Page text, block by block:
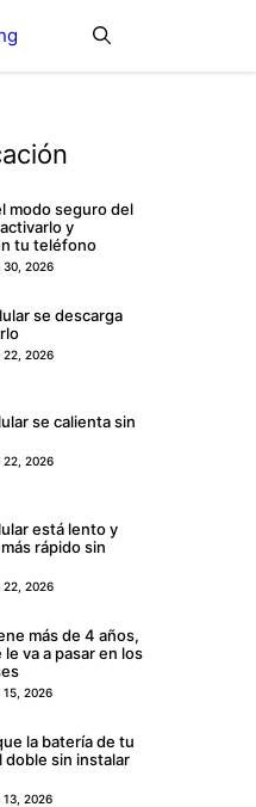
modo seguro del
y
tu teléfono
30, 2026
se descarga
22, 2026
se calienta sin
22, 2026
está lento y
rápido sin
22, 2026
más de 4 años,
va a pasar en los
15, 2026
la batería de tu
doble sin instalar
13, 2026